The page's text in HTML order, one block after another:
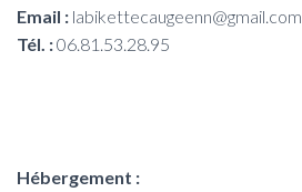
Email : labikettecaugeenn@gmail.com
Tél. :06.81.53.28.95
Hébergement :